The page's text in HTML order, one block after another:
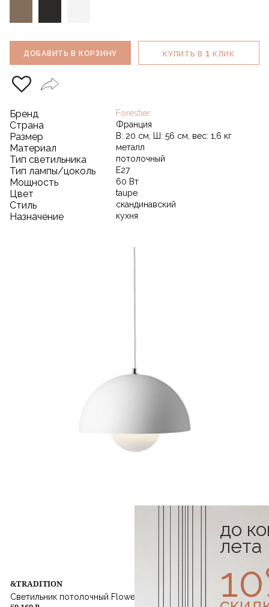
ДОБАВИТЬ В КОРЗИНУ КУПИТЬ В 1 КЛИК
Бренд Forestier
Страна Франция
Размер В: 20 см, Ш: 56 см, вес: 1,6 кг
Материал металл
Тип светильника потолочный
Тип лампы/цоколь E27
Мощность 60 Вт
Цвет taupe
Стиль скандинавский
Назначение кухня
&TRADITION
Светильник потолочный Flowerpot VP7 Matt White
до
лета